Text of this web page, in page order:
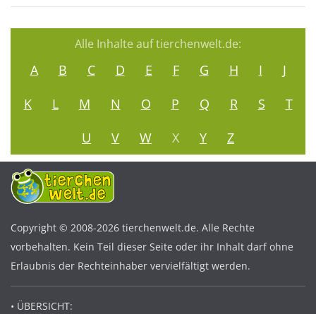
Alle Inhalte auf tierchenwelt.de:
A B C D E F G H I
J
K
L M N O P Q R S
T
U
V W X Y Z
Copyright © 2008-2026 tierchenwelt.de. Alle Rechte
vorbehalten. Kein Teil dieser Seite oder ihr Inhalt darf ohne
Erlaubnis der Rechteinhaber vervielfältigt werden.
• ÜBERSICHT: